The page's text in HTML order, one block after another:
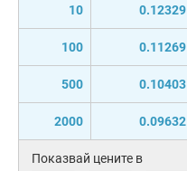
10 0.12329
100 0.11269
500 0.10403
2000 0.09632
Показвай цените в